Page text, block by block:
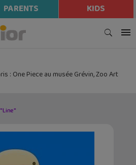
PARENTS KIDS
: One Piece au musée Grévin, Zoo Art